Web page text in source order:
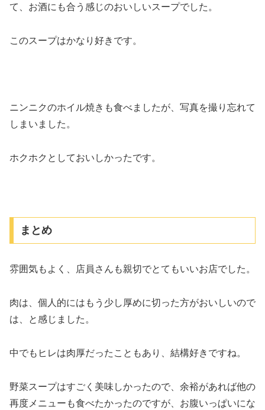
て、お酒にも合う感じのおいしいスープでした。
このスープはかなり好きです。
ニンニクのホイル焼きも食べましたが、写真を撮り忘れて
しまいました。
ホクホクとしておいしかったです。
まとめ
雰囲気もよく、店員さんも親切でとてもいいお店でした。
肉は、個人的にはもう少し厚めに切った方がおいしいので
は、と感じました。
中でもヒレは肉厚だったこともあり、結構好きですね。
野菜スープはすごく美味しかったので、余裕があれば他の
再度メニューも食べたかったのですが、お腹いっぱいにな